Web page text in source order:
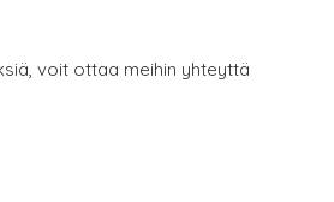
voit ottaa meihin yhteyttä